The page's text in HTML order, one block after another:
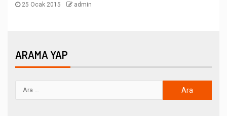
25 Ocak 2015 admin
ARAMA YAP